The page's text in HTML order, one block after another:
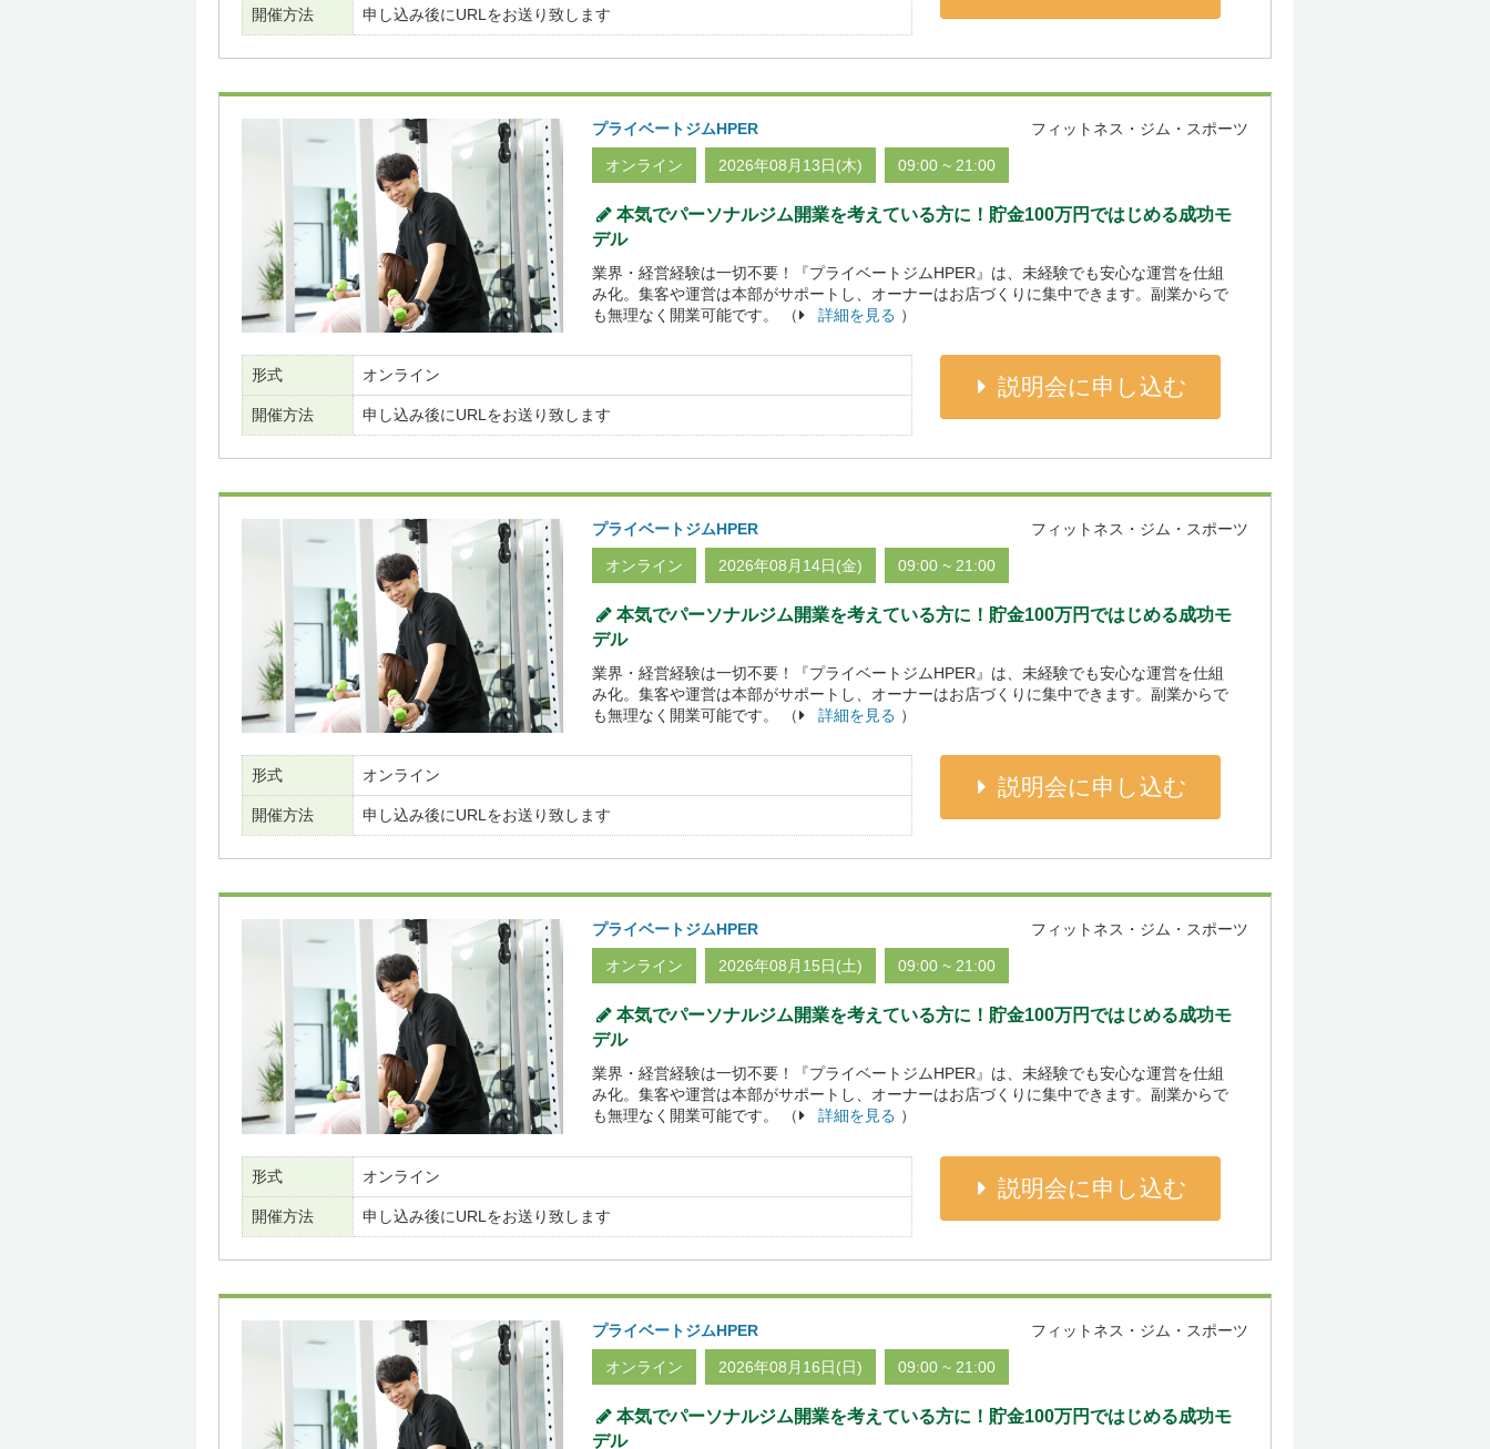
開催方法 申し込み後にURLをお送り致します
プライベートジムHPER フィットネス・ジム・スポーツ
オンライン 2026年08月13日(木) 09:00 ~ 21:00
本気でパーソナルジム開業を考えている方に！貯金100万円ではじめる成功モ
デル
業界・経営経験は一切不要！『プライベートジムHPER』は、未経験でも安心な運営を仕組
み化。集客や運営は本部がサポートし、オーナーはお店づくりに集中できます。副業からで
も無理なく開業可能です。 （
詳細を見る ）
形式 オンライン
開催方法 申し込み後にURLをお送り致します
説明会に申し込む
プライベートジムHPER フィットネス・ジム・スポーツ
オンライン 2026年08月14日(金) 09:00 ~ 21:00
本気でパーソナルジム開業を考えている方に！貯金100万円ではじめる成功モ
デル
業界・経営経験は一切不要！『プライベートジムHPER』は、未経験でも安心な運営を仕組
み化。集客や運営は本部がサポートし、オーナーはお店づくりに集中できます。副業からで
も無理なく開業可能です。 （
詳細を見る ）
形式 オンライン
開催方法 申し込み後にURLをお送り致します
説明会に申し込む
プライベートジムHPER フィットネス・ジム・スポーツ
オンライン 2026年08月15日(土) 09:00 ~ 21:00
本気でパーソナルジム開業を考えている方に！貯金100万円ではじめる成功モ
デル
業界・経営経験は一切不要！『プライベートジムHPER』は、未経験でも安心な運営を仕組
み化。集客や運営は本部がサポートし、オーナーはお店づくりに集中できます。副業からで
も無理なく開業可能です。 （
詳細を見る ）
形式 オンライン
開催方法 申し込み後にURLをお送り致します
説明会に申し込む
プライベートジムHPER フィットネス・ジム・スポーツ
オンライン 2026年08月16日(日) 09:00 ~ 21:00
本気でパーソナルジム開業を考えている方に！貯金100万円ではじめる成功モ
デル